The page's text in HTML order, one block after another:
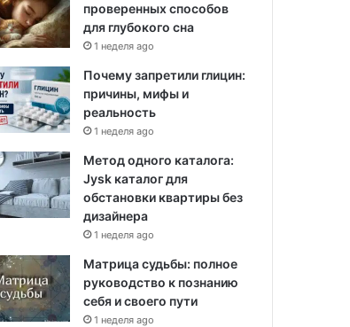
проверенных способов
для глубокого сна
1 неделя ago
Почему запретили глицин:
причины, мифы и
реальность
1 неделя ago
Метод одного каталога:
Jysk каталог для
обстановки квартиры без
дизайнера
1 неделя ago
Матрица судьбы: полное
руководство к познанию
себя и своего пути
1 неделя ago